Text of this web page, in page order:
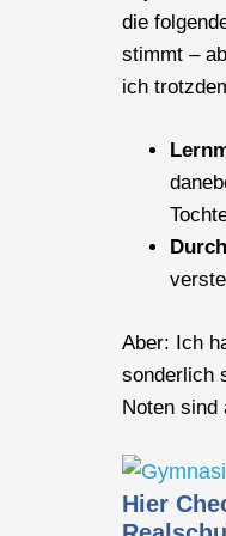
die
stimmt –
ich
Aber: Ich
sonderlich
Noten sind
Hier